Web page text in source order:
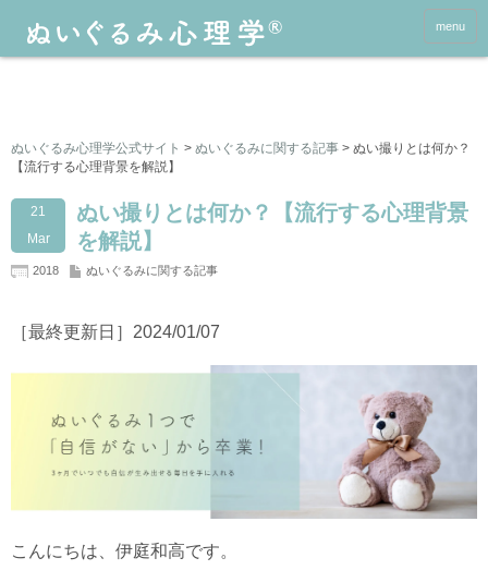
menu
ぬいぐるみ心理学公式サイト > ぬいぐるみに関する記事 > ぬい撮りとは何か？
【流行する心理背景を解説】
21
Mar
ぬい撮りとは何か？【流行する心理背景
を解説】
2018 ぬいぐるみに関する記事
［最終更新日］2024/01/07
こんにちは、伊庭和高です。